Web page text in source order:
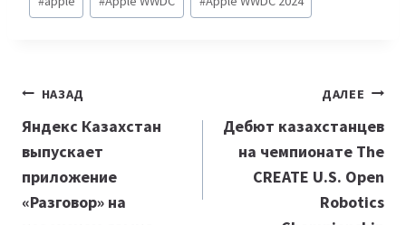
записи:
Навигация
по
записям
НАЗАД
Яндекс Казахстан
выпускает
приложение
«Разговор» на
ДАЛЕЕ
Дебют казахстанцев
на чемпионате The
CREATE U.S. Open
Robotics